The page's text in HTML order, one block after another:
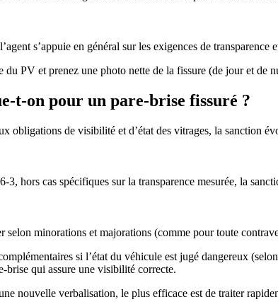
s’appuie en général sur les exigences de transparence
du PV et prenez une photo nette de la fissure (de jour et de
t-on pour un pare-brise fissuré ?
obligations de visibilité et d’état des vitrages, la sanction
3, hors cas spécifiques sur la transparence mesurée, la
selon minorations et majorations (comme pour toute
si l’état du véhicule est jugé dangereux
brise qui assure une visibilité correcte.
nouvelle verbalisation, le plus efficace est de traiter